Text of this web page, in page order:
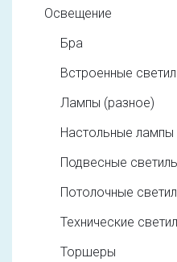
Освещение
Бра
Встроенные
Лампы (разное)
Настольные лампы
Подвесные
Потолочные
Технические
Торшеры